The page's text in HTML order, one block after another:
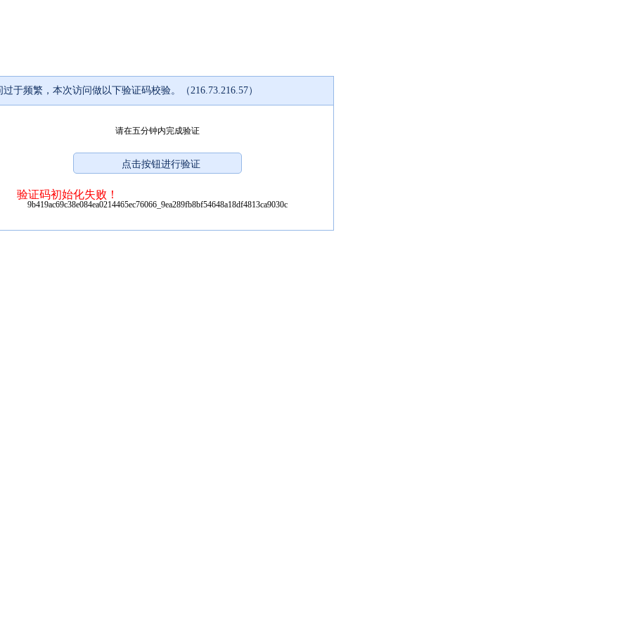
过于频繁，本次访问做以下验证码校验。（216.73.216.57）
请在五分钟内完成验证
验证码初始化失败！
9b419ac69c38e084ea0214465ec76066_9ea289fb8bf54648a18df4813ca9030c